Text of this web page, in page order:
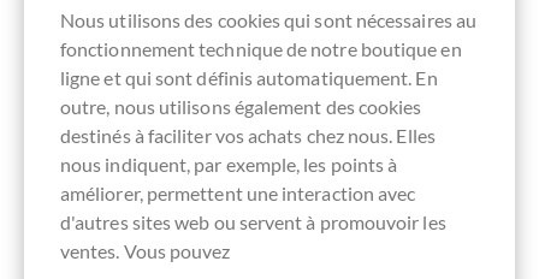
chocolats-de-luxe.de
Geschenkset Alles in Grün gefüllt mit
Pralinen, Pistaziennougat und mehr
Nous utilisons des cookies qui sont nécessaires au
fonctionnement technique de notre boutique en
ligne et qui sont définis automatiquement. En
outre, nous utilisons également des cookies
destinés à faciliter vos achats chez nous. Elles
nous indiquent, par exemple, les points à
améliorer, permettent une interaction avec
d'autres sites web ou servent à promouvoir les
ventes. Vous pouvez